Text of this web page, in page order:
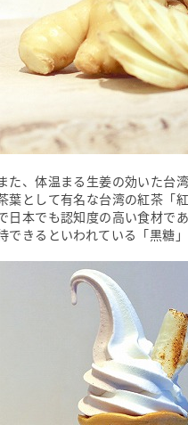
た、体温まる生姜の効いた台
葉として有名な台湾の紅茶「
日本でも認知度の高い食材で
できるといわれている「黒糖